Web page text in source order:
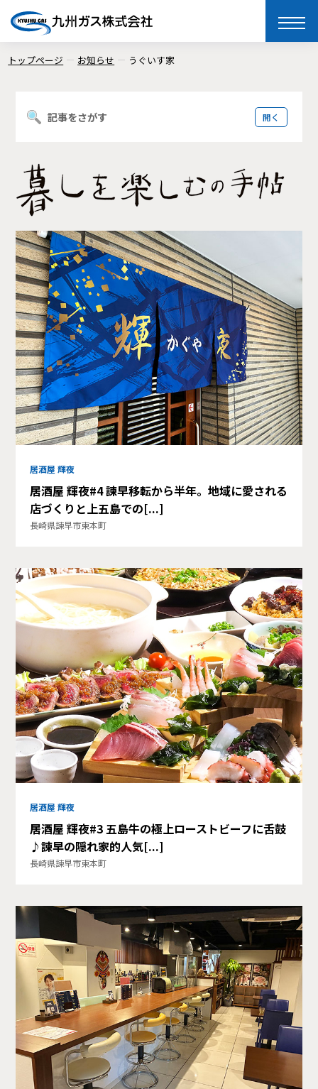
toggle
トップページ お知らせ うぐいす家
居酒屋 輝夜
居酒屋 輝夜#4 諫早移転から半年。地域に愛される
店づくりと上五島での[...]
長崎県諫早市東本町
居酒屋 輝夜
居酒屋 輝夜#3 五島牛の極上ローストビーフに舌鼓
♪諫早の隠れ家的人気[...]
長崎県諫早市東本町
記事をさがす